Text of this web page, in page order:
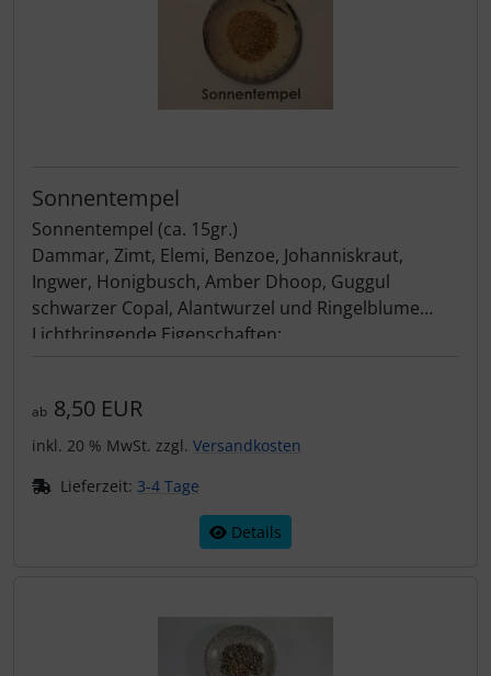
Sonnentempel
Sonnentempel (ca. 15gr.)
Dammar, Zimt, Elemi, Benzoe, Johanniskraut,
Ingwer, Honigbusch, Amber Dhoop, Guggul
schwarzer Copal, Alantwurzel und Ringelblume
Lichtbringende Eigenschaften:
ab 8,50 EUR
inkl. 20 % MwSt. zzgl. Versandkosten
Lieferzeit: 3-4 Tage
Details